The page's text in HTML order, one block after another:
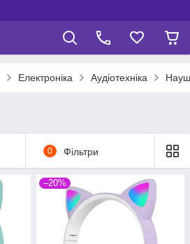
Електроніка Аудіотехніка
0 Фільтри
–20%